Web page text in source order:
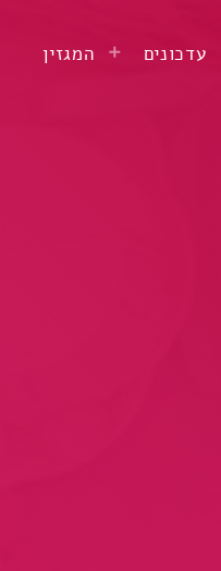
המגזין עדכונים